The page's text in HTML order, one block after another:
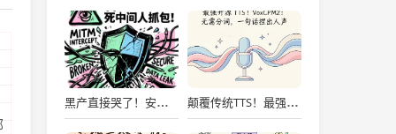
黑产直接哭了！安卓 App 防抓包终极指南，用 OkHttp 证书固定锁死中间人攻击！ 颠覆传统TTS！最强开源端到端语音大模型VoxCPM2：无需分词，一句话造出人声